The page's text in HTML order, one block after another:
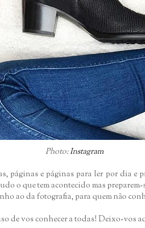
Photo:Instagram
e páginas para ler por dia e
o que tem acontecido mas
ao da fotografia, para quem não
de vos conhecer a todas! Deixo-vos